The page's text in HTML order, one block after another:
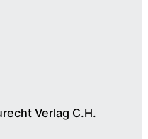
Verlag C.H.